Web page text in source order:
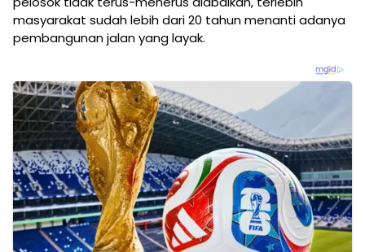
masyarakat sudah lebih dari 20 tahun menanti adanya
pembangunan jalan yang layak.